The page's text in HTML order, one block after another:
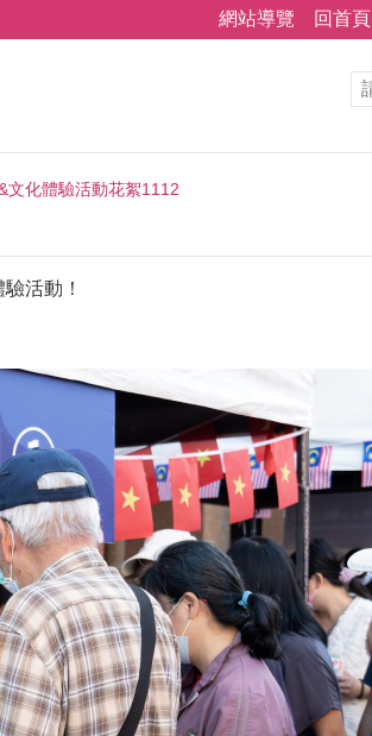
網站導覽 回首頁
文化體驗活動花絮1112
活動！